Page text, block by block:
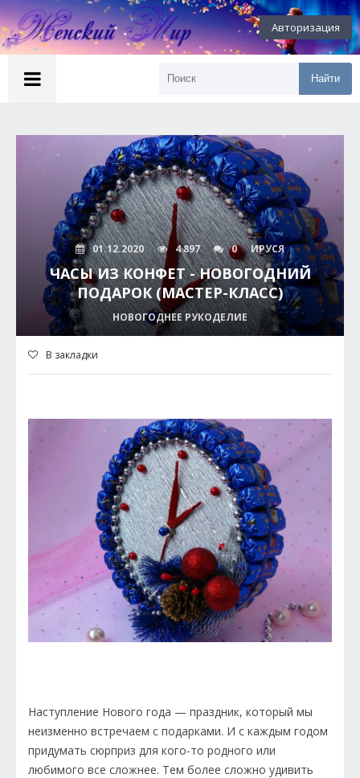
Авторизация
Найти
01.12.2020 4 897 0 ИРУСЯ
ЧАСЫ ИЗ КОНФЕТ - НОВОГОДНИЙ
ПОДАРОК (МАСТЕР-КЛАСС)
НОВОГОДНЕЕ РУКОДЕЛИЕ
В закладки
Наступление Нового года — праздник, который мы
неизменно встречаем с подарками. И с каждым годом
придумать сюрприз для кого-то родного или
любимого все сложнее. Тем более сложно удивить